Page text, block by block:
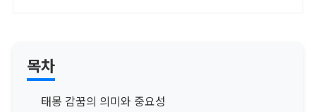
목차
태몽 감꿈의 의미와 중요성